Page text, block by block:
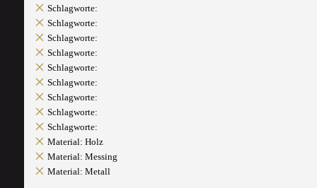
Schlagworte:
Schlagworte:
Schlagworte:
Schlagworte:
Schlagworte:
Schlagworte:
Schlagworte:
Schlagworte:
Schlagworte:
Material: Holz
Material: Messing
Material: Metall